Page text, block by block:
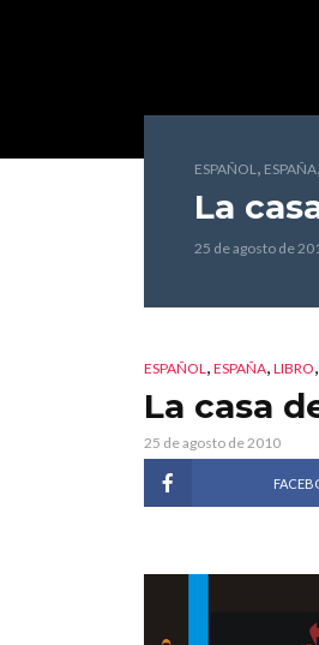
ESPAÑOL, ESPAÑA,
La
25 de agosto de
ESPAÑOL, ESPAÑA, LIBRO,
La casa
25 de agosto de 2010